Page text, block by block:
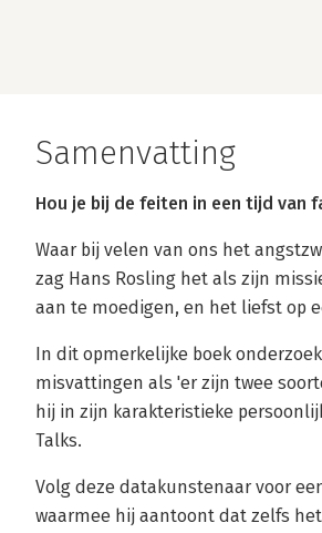
Samenvatting
Hou je bij de feiten in een tijd van
Waar bij velen van ons het
zag Hans Rosling het als zijn
aan te moedigen, en het liefst op
In dit opmerkelijke boek
misvattingen als 'er zijn twee
hij in zijn karakteristieke
Talks.
Volg deze datakunstenaar voor
waarmee hij aantoont dat zelfs